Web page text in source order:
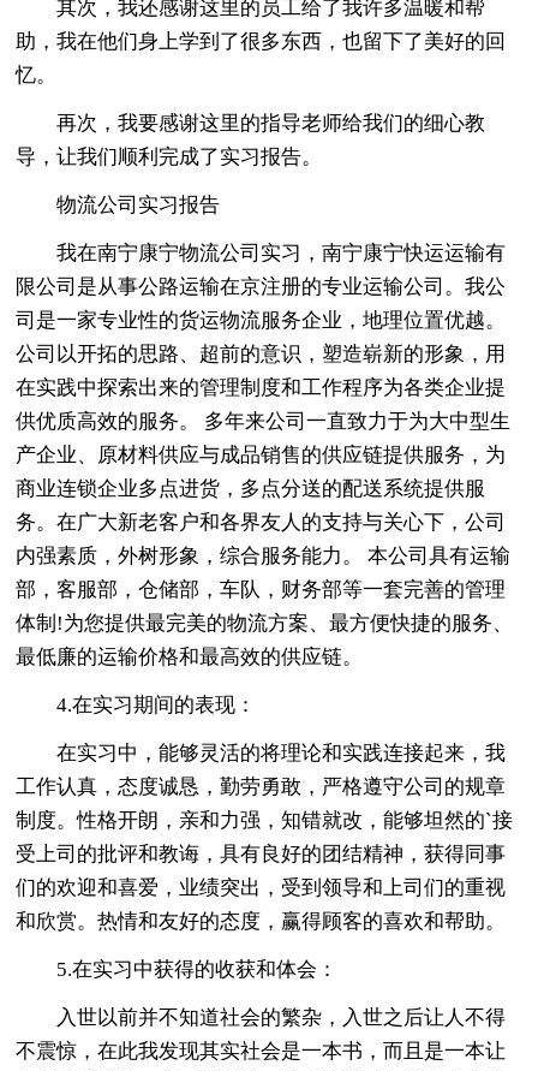
其次，我还感谢这里的员工给了我许多温暖和帮
助，我在他们身上学到了很多东西，也留下了美好的回
忆。
再次，我要感谢这里的指导老师给我们的细心教
导，让我们顺利完成了实习报告。
物流公司实习报告
我在南宁康宁物流公司实习，南宁康宁快运运输有
限公司是从事公路运输在京注册的专业运输公司。我公
司是一家专业性的货运物流服务企业，地理位置优越。
公司以开拓的思路、超前的意识，塑造崭新的形象，用
在实践中探索出来的管理制度和工作程序为各类企业提
供优质高效的服务。 多年来公司一直致力于为大中型生
产企业、原材料供应与成品销售的供应链提供服务，为
商业连锁企业多点进货，多点分送的配送系统提供服
务。在广大新老客户和各界友人的支持与关心下，公司
内强素质，外树形象，综合服务能力。 本公司具有运输
部，客服部，仓储部，车队，财务部等一套完善的管理
体制!为您提供最完美的物流方案、最方便快捷的服务、
最低廉的运输价格和最高效的供应链。
4.在实习期间的表现：
在实习中，能够灵活的将理论和实践连接起来，我
工作认真，态度诚恳，勤劳勇敢，严格遵守公司的规章
制度。性格开朗，亲和力强，知错就改，能够坦然的`接
受上司的批评和教诲，具有良好的团结精神，获得同事
们的欢迎和喜爱，业绩突出，受到领导和上司们的重视
和欣赏。热情和友好的态度，赢得顾客的喜欢和帮助。
5.在实习中获得的收获和体会：
入世以前并不知道社会的繁杂，入世之后让人不得
不震惊，在此我发现其实社会是一本书，而且是一本让